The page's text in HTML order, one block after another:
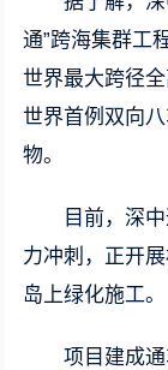
通”跨海集群工
世界最大跨径
世界首例双向
物。
目前，深
力冲刺，正开
岛上绿化施工。
项目建成